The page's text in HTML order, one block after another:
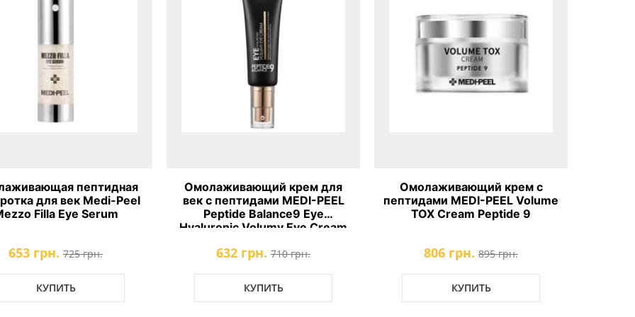
крем для
пептидами MEDI-PEEL
Balance9 Eye
632 грн. 710 грн.
КУПИТЬ
Омолаживающий крем с
пептидами MEDI-PEEL Volume
TOX Cream Peptide 9
806 грн. 895 грн.
КУПИТЬ
Омолаживающий крем со
стволовыми клетками Medi-
Peel Cell Toxing Dermajou
990 грн. 1100 грн.
КУПИТЬ